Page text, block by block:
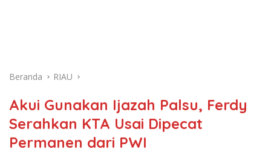
Beranda RIAU
Akui Gunakan Ijazah Palsu, Ferdy
Serahkan KTA Usai Dipecat
Permanen dari PWI